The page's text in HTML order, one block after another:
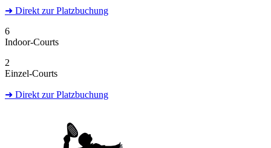
➜ Direkt zur Platzbuchung
6
Indoor-Courts
2
Einzel-Courts
➜ Direkt zur Platzbuchung